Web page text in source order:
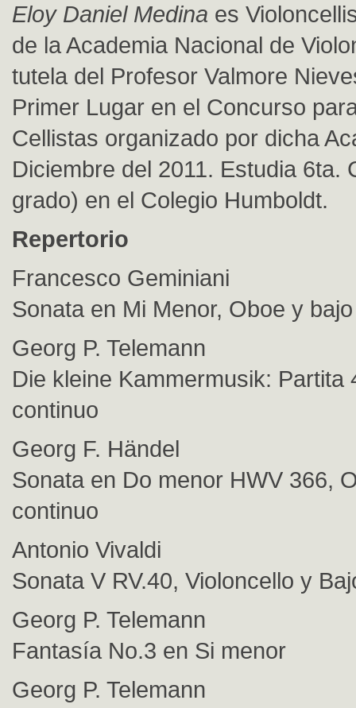
Eloy Daniel Medina es
de la Academia Nacional de
tutela del Profesor Valmore
Primer Lugar en el Concurso
Cellistas organizado por dicha
Diciembre del 2011. Estudia 6ta.
grado) en el Colegio Humboldt.
Repertorio
Francesco Geminiani
Sonata en Mi Menor, Oboe y
Georg P. Telemann
Die kleine Kammermusik: Partita
continuo
Georg F. Händel
Sonata en Do menor HWV 366,
continuo
Antonio Vivaldi
Sonata V RV.40, Violoncello y
Georg P. Telemann
Fantasía No.3 en Si menor
Georg P. Telemann